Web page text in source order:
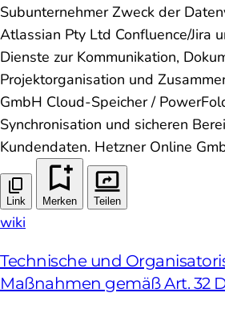
Subunternehmer Zweck der
Atlassian Pty Ltd Confluence/Jira
Dienste zur Kommunikation,
Projektorganisation und
GmbH Cloud-Speicher /
Synchronisation und sicheren
Kundendaten. Hetzner Online
Link Merken Teilen
wiki
Technische und
Maßnahmen gemäß Art. 32